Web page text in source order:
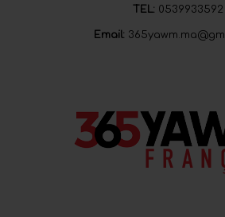
TEL: 0539933592
Email: